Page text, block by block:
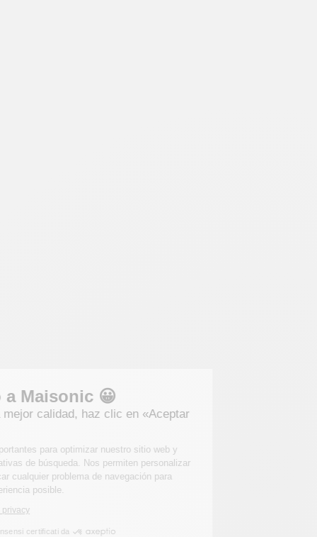
Bienvenido a Maisonic 😀
Para obtener una mejor calidad, haz clic en «Aceptar
Estas cookies son importantes para optimizar nuestro sitio web y
satisfacer sus expectativas de búsqueda. Nos permiten personalizar
el contenido e identificar cualquier problema de navegación para
ofrecerle la mejor experiencia posible.
Leggi l'informativa sulla privacy
Consensi certificati da